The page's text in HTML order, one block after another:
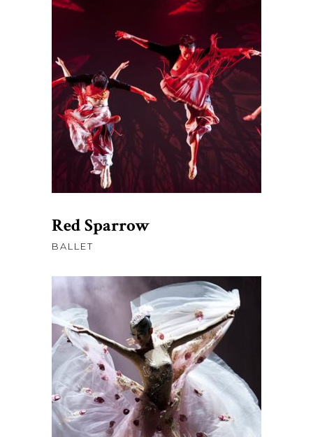
$ 76.00
AJOUTER AU PANIER
Red Sparrow
BALLET
$120.00
AJOUTER AU PANIER